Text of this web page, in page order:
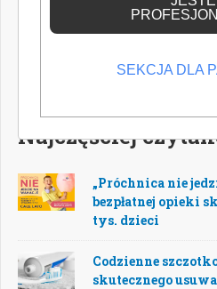
Najczęściej
„Próchnica nie
bezpłatnej opieki
tys. dzieci
Codzienne
skutecznego
SEKCJA DLA